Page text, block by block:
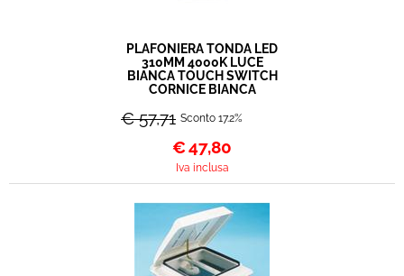
PLAFONIERA TONDA LED
310MM 4000K LUCE
BIANCA TOUCH SWITCH
CORNICE BIANCA
€ 57,71 Sconto 17.2%
€47,80
Iva inclusa